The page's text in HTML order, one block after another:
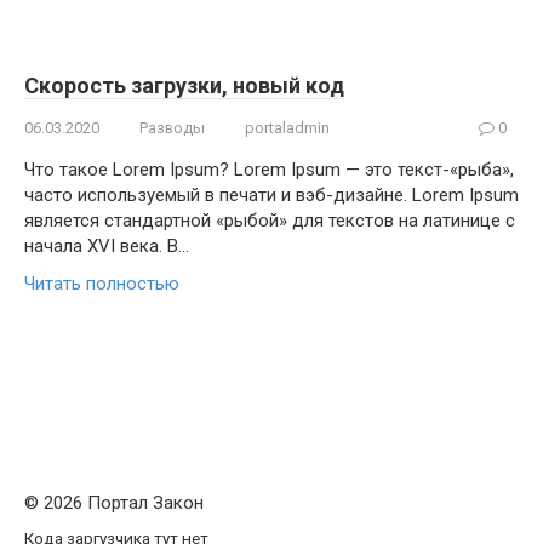
Скорость загрузки, новый код
06.03.2020 Разводы portaladmin 0
Что такое Lorem Ipsum? Lorem Ipsum — это текст-«рыба»,
часто используемый в печати и вэб-дизайне. Lorem Ipsum
является стандартной «рыбой» для текстов на латинице с
начала XVI века. В…
Читать полностью
© 2026 Портал Закон
Кода заргузчика тут нет